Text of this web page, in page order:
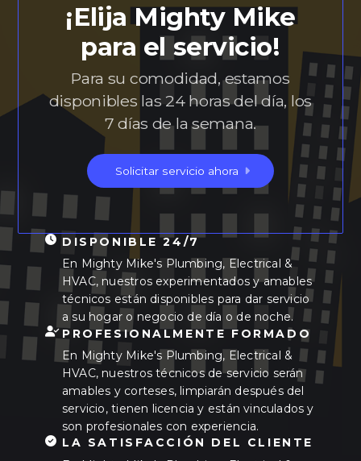
¡Elija Mighty Mike
para el servicio!
Para su comodidad, estamos
disponibles las 24 horas del día, los
7 días de la semana.
Solicitar servicio ahora
DISPONIBLE 24/7
En Mighty Mike's Plumbing, Electrical &
HVAC, nuestros experimentados y amables
técnicos están disponibles para dar servicio
a su hogar o negocio de día o de noche.
PROFESIONALMENTE FORMADO
En Mighty Mike's Plumbing, Electrical &
HVAC, nuestros técnicos de servicio serán
amables y corteses, limpiarán después del
servicio, tienen licencia y están vinculados y
son profesionales con experiencia.
LA SATISFACCIÓN DEL CLIENTE